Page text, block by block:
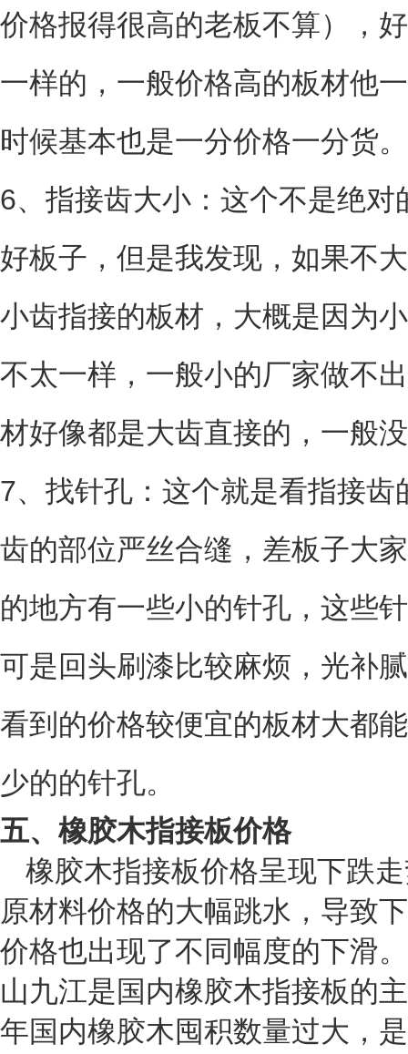
价格报得很高的老板不算），
一样的，一般价格高的板材他
时候基本也是一分价格一分货。
6、指接齿大小：这个不是绝对
好板子，但是我发现，如果不
小齿指接的板材，大概是因为
不太一样，一般小的厂家做不
材好像都是大齿直接的，一般
7、找针孔：这个就是看指接齿
齿的部位严丝合缝，差板子大
的地方有一些小的针孔，这些
可是回头刷漆比较麻烦，光补
看到的价格较便宜的板材大都
少的的针孔。
五、 橡胶木指接板价格
橡胶木指接板价格呈现下跌
原材料价格的大幅跳水，导致
价格也出现了不同幅度的下滑
山九江是国内橡胶木指接板的
年国内橡胶木囤积数量过大，